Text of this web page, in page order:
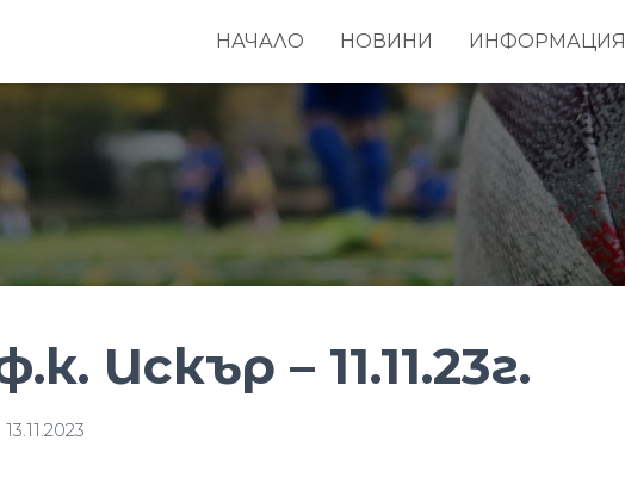
НАЧАЛО НОВИНИ ИНФОРМАЦИЯ
Искър – 11.11.23г.
13.11.2023